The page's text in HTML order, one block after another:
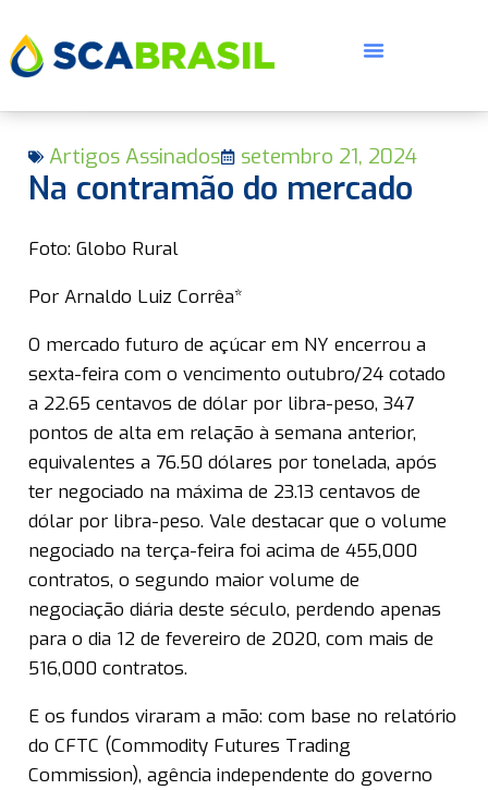
Artigos Assinados setembro 21, 2024
Na contramão do mercado
Foto: Globo Rural
Por Arnaldo Luiz Corrêa*
O mercado futuro de açúcar em NY encerrou a
sexta-feira com o vencimento outubro/24 cotado
a 22.65 centavos de dólar por libra-peso, 347
pontos de alta em relação à semana anterior,
equivalentes a 76.50 dólares por tonelada, após
ter negociado na máxima de 23.13 centavos de
dólar por libra-peso. Vale destacar que o volume
negociado na terça-feira foi acima de 455,000
contratos, o segundo maior volume de
negociação diária deste século, perdendo apenas
para o dia 12 de fevereiro de 2020, com mais de
516,000 contratos.
E os fundos viraram a mão: com base no relatório
do CFTC (Commodity Futures Trading
Commission), agência independente do governo